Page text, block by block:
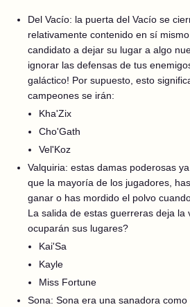
Del Vacío: la puerta del Vacío se
relativamente contenido en sí
candidato a dejar su lugar a algo
ignorar las defensas de tus
galáctico! Por supuesto, esto
campeones se irán:
Kha'Zix
Cho'Gath
Vel'Koz
Valquiria: estas damas poderosas
que la mayoría de los jugadores,
ganar o has mordido el polvo
La salida de estas guerreras deja
ocuparán sus lugares?
Kai'Sa
Kayle
Miss Fortune
Sona: Sona era una sanadora